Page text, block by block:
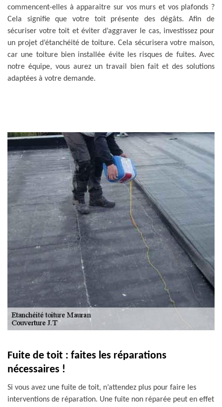
commencent-elles à apparaitre sur vos murs et vos plafonds ?
Cela signifie que votre toit présente des dégâts. Afin de
sécuriser votre toit et éviter d’aggraver le cas, investissez pour
un projet d’étanchéité de toiture. Cela sécurisera votre maison,
car une toiture bien installée évite les risques de fuites. Avec
notre équipe, vous aurez un travail bien fait et des solutions
adaptées à votre demande.
Fuite de toit : faites les réparations
nécessaires !
Si vous avez une fuite de toit, n’attendez plus pour faire les
interventions de réparation. Une fuite non réparée peut en effet